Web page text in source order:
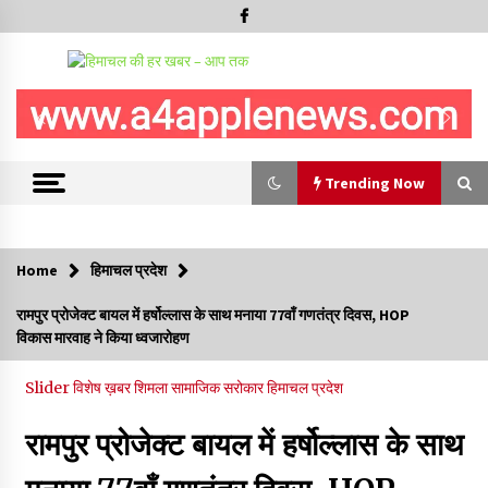
Trending Now
5 किलो अफीम डोडा/पोस्त बरामदगी मामले में कुल्लू सैंज से मुख्य सप्लायर
गिरफ्तार
09/08/2026
08/08/2026
Home हिमाचल प्रदेश
रामपुर प्रोजेक्ट बायल में हर्षोल्लास के साथ मनाया 77वाँ गणतंत्र दिवस, HOP
विकास मारवाह ने किया ध्वजारोहण
Sliderविशेष ख़बरशिमलासामाजिक सरोकारहिमाचल प्रदेश
रामपुर प्रोजेक्ट बायल में हर्षोल्लास के साथ